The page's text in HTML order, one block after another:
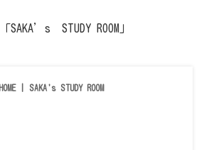
STUDY ROOM」
HOME | SAKA's STUDY ROOM